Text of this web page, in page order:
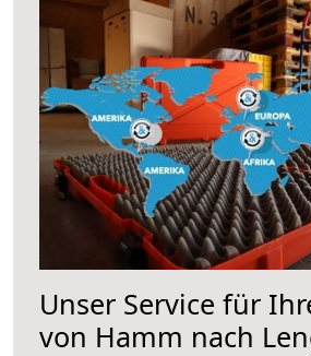
Unser Service für
von Hamm nach